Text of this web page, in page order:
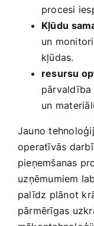
procesi
Kļūdu
un
kļūdas.
resursu
pārvaldība
un
Jauno
operatīvās
pieņemšanas
⁤uzņēmumiem
palīdz plānot
pārmērīgas